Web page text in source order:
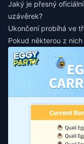
Jaký je přesný
uzávěrek?
Ukončení probíhá ve
Pokud některou z